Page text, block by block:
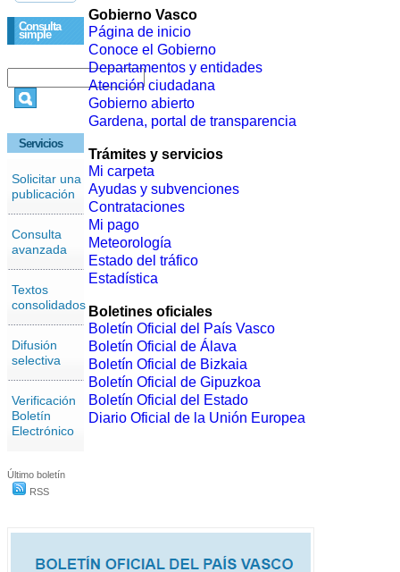
Consulta
simple
Servicios
Solicitar una
publicación
Consulta
avanzada
Textos
consolidados
Difusión
selectiva
Verificación
Boletín
Electrónico
Último boletín
RSS
Gobierno Vasco
Página de inicio
Conoce el Gobierno
Departamentos y entidades
Atención ciudadana
Gobierno abierto
Gardena, portal de transparencia
Trámites y servicios
Mi carpeta
Ayudas y subvenciones
Contrataciones
Mi pago
Meteorología
Estado del tráfico
Estadística
Boletines oficiales
Boletín Oficial del País Vasco
Boletín Oficial de Álava
Boletín Oficial de Bizkaia
Boletín Oficial de Gipuzkoa
Boletín Oficial del Estado
Diario Oficial de la Unión Europea